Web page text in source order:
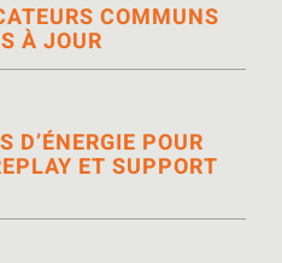
COMMUNS
À JOUR
D’ÉNERGIE POUR
ET SUPPORT